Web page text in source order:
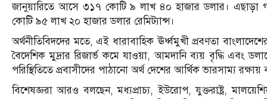
জানুয়ারিতে আসে ৩১৭ কোটি ৯ লাখ ৪০ হাজার ডলার। এছাড়া
কোটি ৯৫ লাখ ২০ হাজার ডলার রেমিট্যান্স।
অর্থনীতিবিদদের মতে, এই ধারাবাহিক ঊর্ধ্বমুখী প্রবণতা
বৈদেশিক মুদ্রার রিজার্ভ কমে যাওয়া, আমদানি ব্যয় বৃদ্ধি এবং
পরিস্থিতিতে প্রবাসীদের পাঠানো অর্থ দেশের আর্থিক ভারসাম্য
বিশেষজ্ঞরা আরও বলছেন, মধ্যপ্রাচ্য, ইউরোপ, যুক্তরাষ্ট্র,